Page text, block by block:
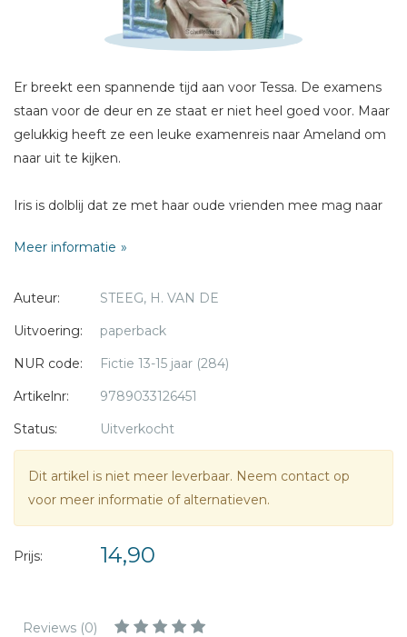
Er breekt een spannende tijd aan voor Tessa. De examens
staan voor de deur en ze staat er niet heel goed voor. Maar
gelukkig heeft ze een leuke examenreis naar Ameland om
naar uit te kijken.
Iris is dolblij dat ze met haar oude vrienden mee mag naar
klas. Ze probeert er te zijn voor Jos, die gepest wordt. Ze is
vriend zijn voor iemand die zo afwijzend doet?
voor haar? Ze weet niet zeker of ze daar blij mee is na een
nare ervaring van vorig jaar. Ondertussen houdt Tessa haar
Meer informatie
Auteur:
STEEG, H. VAN DE
Uitvoering:
paperback
NUR code:
Fictie 13-15 jaar (284)
Artikelnr:
9789033126451
Status:
Uitverkocht
Dit artikel is niet meer leverbaar. Neem contact op
voor meer informatie of alternatieven.
Prijs: 14,90
Reviews (0)
Bericht *
* = verplicht